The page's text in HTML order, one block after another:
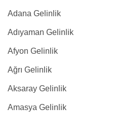
Adana Gelinlik
Adıyaman Gelinlik
Afyon Gelinlik
Ağrı Gelinlik
Aksaray Gelinlik
Amasya Gelinlik